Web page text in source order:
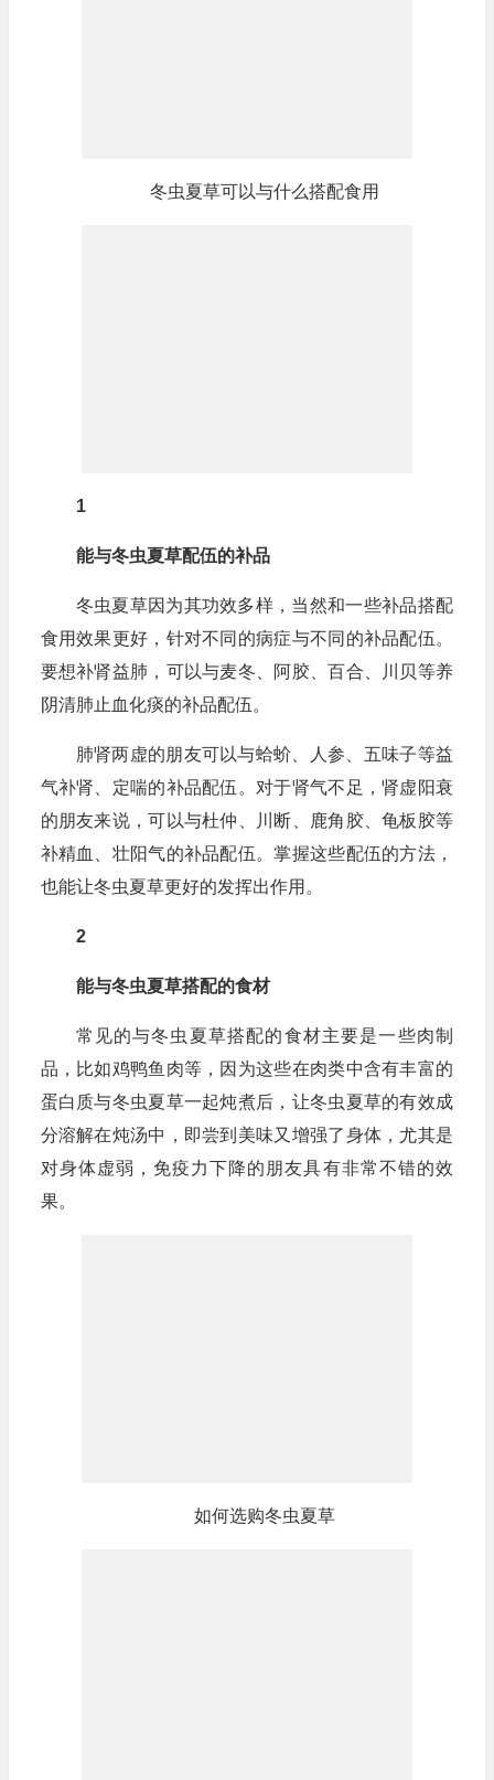
冬虫夏草可以与什么搭配食用
1
能与冬虫夏草配伍的补品
冬虫夏草因为其功效多样，当然和一些补品搭配
食用效果更好，针对不同的病症与不同的补品配伍。
要想补肾益肺，可以与麦冬、阿胶、百合、川贝等养
阴清肺止血化痰的补品配伍。
肺肾两虚的朋友可以与蛤蚧、人参、五味子等益
气补肾、定喘的补品配伍。对于肾气不足，肾虚阳衰
的朋友来说，可以与杜仲、川断、鹿角胶、龟板胶等
补精血、壮阳气的补品配伍。掌握这些配伍的方法，
也能让冬虫夏草更好的发挥出作用。
2
能与冬虫夏草搭配的食材
常见的与冬虫夏草搭配的食材主要是一些肉制
品，比如鸡鸭鱼肉等，因为这些在肉类中含有丰富的
蛋白质与冬虫夏草一起炖煮后，让冬虫夏草的有效成
分溶解在炖汤中，即尝到美味又增强了身体，尤其是
对身体虚弱，免疫力下降的朋友具有非常不错的效
果。
如何选购冬虫夏草